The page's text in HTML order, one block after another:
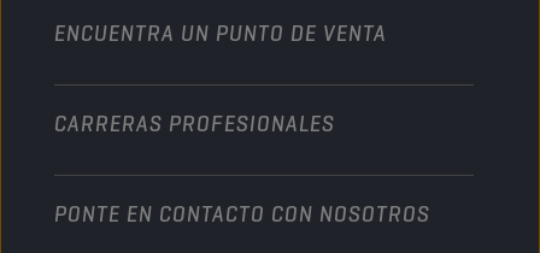
Naútica
ENCUENTRA UN PUNTO DE VENTA
CARRERAS PROFESIONALES
PONTE EN CONTACTO CON NOSOTROS